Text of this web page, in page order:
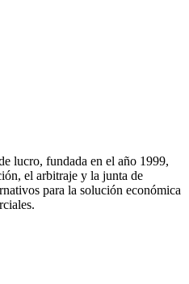
lucro, fundada en el año 1999,
el arbitraje y la junta de
para la solución económica